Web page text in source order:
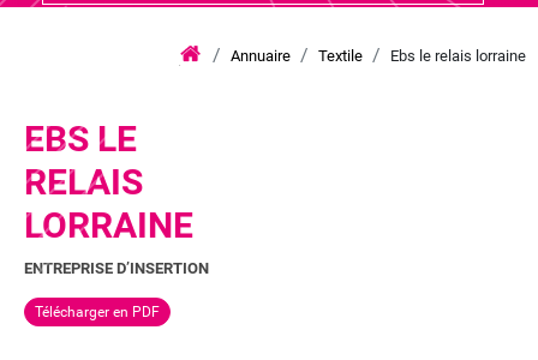
iae
Annuaire Textile Ebs le relais lorraine
EBS LE
RELAIS
LORRAINE
ENTREPRISE D’INSERTION
Télécharger en PDF